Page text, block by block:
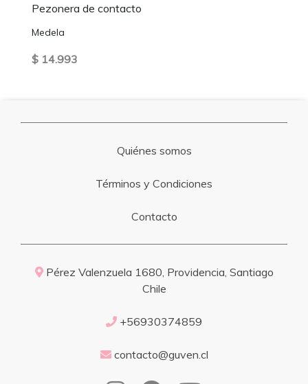
Pezonera de contacto
Medela
$ 14.993
Quiénes somos
Términos y Condiciones
Contacto
Pérez Valenzuela 1680, Providencia, Santiago
Chile
+56930374859
contacto@guven.cl